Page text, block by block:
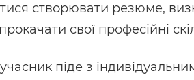
створювати резюме,
свої професійні
піде з